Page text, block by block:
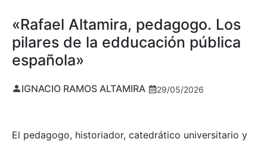
«Rafael Altamira, pedagogo. Los
pilares de la edducación pública
española»
IGNACIO RAMOS ALTAMIRA 29/05/2026
El pedagogo, historiador, catedrático universitario y